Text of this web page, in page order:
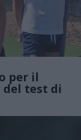
per il
del test di